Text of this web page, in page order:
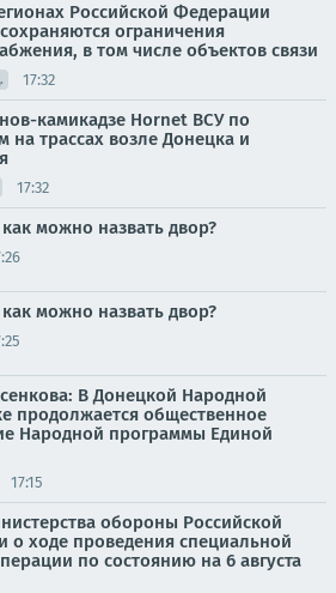
Российской Федерации
ограничения
в том числе объектов связи
17:32
камикадзе Hornet ВСУ по
на трассах возле Донецка и
17:32
как можно назвать двор?
как можно назвать двор?
В Донецкой Народной
продолжается общественное
Народной программы Единой
17:15
обороны Российской
о ходе проведения специальной
по состоянию на 6 августа